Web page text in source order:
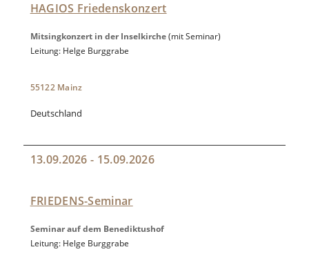
HAGIOS Friedenskonzert
Mitsingkonzert in der Inselkirche(mit Seminar)
Leitung: Helge Burggrabe
55122 Mainz
Deutschland
13.09.2026 - 15.09.2026
FRIEDENS-Seminar
Seminar auf dem Benediktushof
Leitung: Helge Burggrabe